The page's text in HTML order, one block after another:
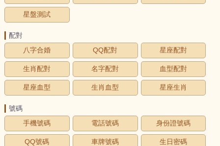
星盤測試
配對
八字合婚
QQ配對 星座配對
生肖配對 名字配對 血型配對
星座血型 生肖血型 星座生肖
號碼
手機號碼
電話號碼 身份證號碼
QQ號碼 車牌號碼 生日密碼